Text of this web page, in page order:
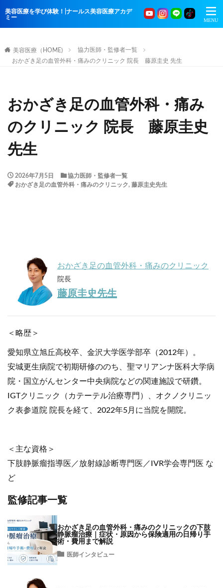
美容医療を学び体験！|ナールス美容医療アカデ
ミー
美容医療（HOME)
協力医師・監修者一覧
おかざき足の血管外科・痛みのクリニック 院長 藤原圭史 先生
おかざき足の血管外科・痛み
のクリニック 院長 藤原圭史
先生
2026年7月5日
協力医師・監修者一覧
おかざき足の血管外科・痛みのクリニック, 藤原圭史先生
おかざき足の血管外科・痛みのクリニック
院長
藤原圭史先生
＜略歴＞
愛知県立旭丘高校卒、金沢大学医学部卒（2012年）。
安城更生病院で初期研修ののち、聖マリアンナ医科大学病
院・国立がんセンター中央病院などの関連施設で研鑽。
IGTクリニック（カテーテル治療専門）、オクノクリニッ
ク表参道院 院長を経て、2022年5月に当院を開院。
＜主な資格＞
下肢静脈瘤指導医／放射線診断専門医／IVR学会専門医 な
ど
監修記事一覧
おかざき足の血管外科・痛みのクリニックの下肢
静脈瘤治療｜症状・原因から保険適用の日帰り手
術・費用まで解説
医師インタビュー